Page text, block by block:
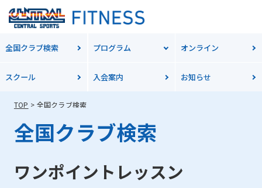
全国クラブ検索 プログラム オンライン
スクール 入会案内 お知らせ
TOP 全国クラブ検索
全国クラブ検索
ワンポイントレッスン